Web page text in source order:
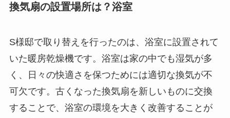
換気扇の設置場所は？浴室
S様邸で取り替えを行ったのは、浴室に設置されて
いた暖房乾燥機です。浴室は家の中でも湿気が多
く、日々の快適さを保つためには適切な換気が不
可欠です。古くなった換気扇を新しいものに交換
することで、浴室の環境を大きく改善することが